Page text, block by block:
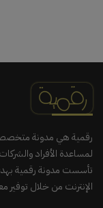
رقمية هي مدونة متخصصة
لمساعدة الأفراد
تأسست مدونة رقمية
الإنترنت من خلال توفير